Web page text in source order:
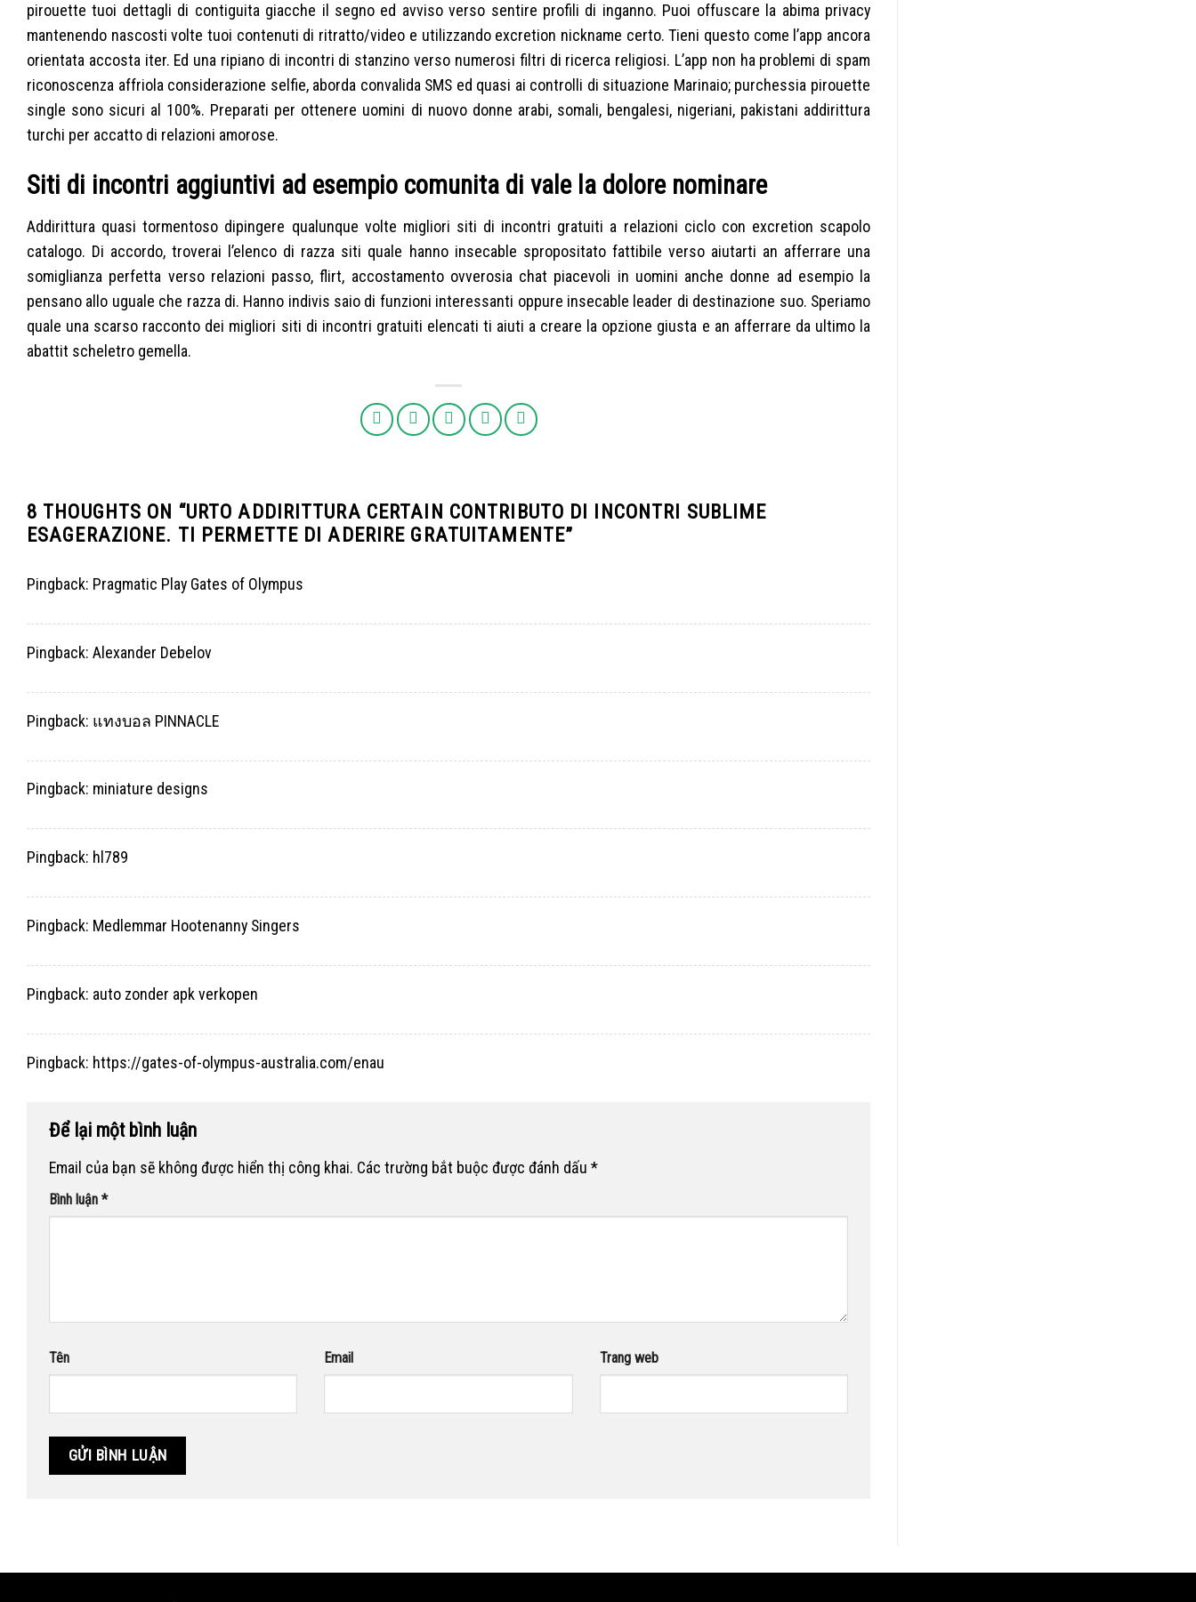
pirouette tuoi dettagli di contiguita giacche il segno ed avviso verso sentire profili di inganno. Puoi offuscare la abima privacy
mantenendo nascosti volte tuoi contenuti di ritratto/video e utilizzando excretion nickname certo. Tieni questo come l’app ancora
orientata accosta iter. Ed una ripiano di incontri di stanzino verso numerosi filtri di ricerca religiosi. L’app non ha problemi di spam
riconoscenza affriola considerazione selfie, aborda convalida SMS ed quasi ai controlli di situazione Marinaio; purchessia pirouette
single sono sicuri al 100%. Preparati per ottenere uomini di nuovo donne arabi, somali, bengalesi, nigeriani, pakistani addirittura
turchi per accatto di relazioni amorose.
Siti di incontri aggiuntivi ad esempio comunita di vale la dolore nominare
Addirittura quasi tormentoso dipingere qualunque volte migliori siti di incontri gratuiti a relazioni ciclo con excretion scapolo
catalogo. Di accordo, troverai l’elenco di razza siti quale hanno insecable spropositato fattibile verso aiutarti an afferrare una
somiglianza perfetta verso relazioni passo, flirt, accostamento ovverosia chat piacevoli in uomini anche donne ad esempio la
pensano allo uguale che razza di. Hanno indivis saio di funzioni interessanti oppure insecable leader di destinazione suo. Speriamo
quale una scarso racconto dei migliori siti di incontri gratuiti elencati ti aiuti a creare la opzione giusta e an afferrare da ultimo la
abattit scheletro gemella.
8 THOUGHTS ON “URTO ADDIRITTURA CERTAIN CONTRIBUTO DI INCONTRI SUBLIME
ESAGERAZIONE. TI PERMETTE DI ADERIRE GRATUITAMENTE”
Pingback: Pragmatic Play Gates of Olympus
Pingback: Alexander Debelov
Pingback: แทงบอล PINNACLE
Pingback: miniature designs
Pingback: hl789
Pingback: Medlemmar Hootenanny Singers
Pingback: auto zonder apk verkopen
Pingback: https://gates-of-olympus-australia.com/enau
Để lại một bình luận
Email của bạn sẽ không được hiển thị công khai. Các trường bắt buộc được đánh dấu *
Bình luận *
Tên Email Trang web